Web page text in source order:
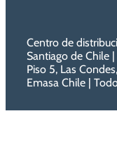
Centro de
Santiago de Chile |
Piso 5, Las
Emasa Chile |